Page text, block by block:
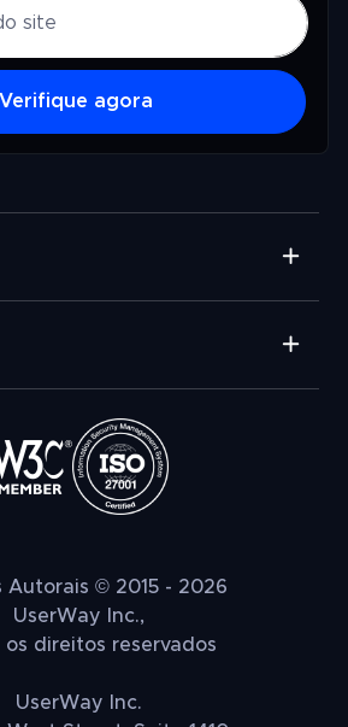
Verifique agora
Autorais © 2015 - 2026
UserWay Inc.,
os direitos reservados
UserWay Inc.